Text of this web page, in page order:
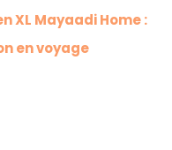
XL Mayaadi Home :
en voyage